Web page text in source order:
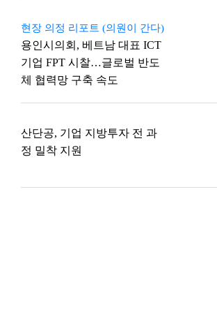
현장 의정 리포트 (의원이 간다)
용인시의회, 베트남 대표 ICT
기업 FPT 시찰…글로벌 반도
체 협력망 구축 속도
산단공, 기업 지방투자 전 과
정 밀착 지원